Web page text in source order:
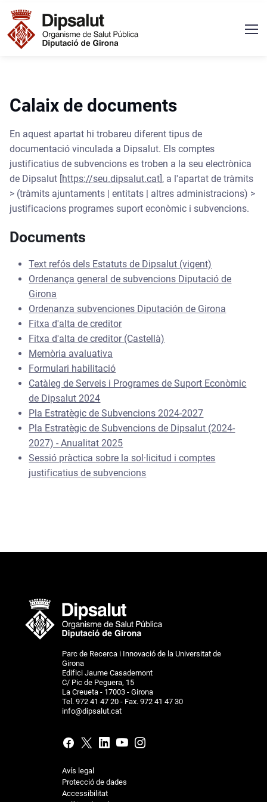
Navegació principal
Calaix de documents
En aquest apartat hi trobareu diferent tipus de
documentació vinculada a Dipsalut. Els comptes
justificatius de subvencions es troben a la seu electrònica
de Dipsalut [https://seu.dipsalut.cat], a l'apartat de tràmits
> (tràmits ajuntaments | entitats | altres administracions) >
justificacions programes suport econòmic i subvencions.
Documents
Text refós dels Estatuts de Dipsalut (vigent)
Ordenança general de subvencions Diputació de
Girona
Ordenanza subvenciones Diputación de Girona
Fitxa d'alta de creditor
Fitxa d'alta de creditor (Castellà)
Memòria avaluativa
Formulari habilitació
Catàleg de Serveis i Programes de Suport Econòmic
de Dipsalut 2024
Pla Estratègic de Subvencions 2024-2027
Pla Estratègic de Subvencions de Dipsalut (2024-
2027) - Anualitat 2025
Sessió pràctica sobre la sol·licitud i comptes
justificatius de subvencions
Parc de Recerca i Innovació de la Universitat de
Girona
Edifici Jaume Casademont
C/ Pic de Peguera, 15
La Creueta - 17003 - Girona
Tel. 972 41 47 20 - Fax. 972 41 47 30
info@dipsalut.cat
Avís legal
Protecció de dades
Accessibilitat